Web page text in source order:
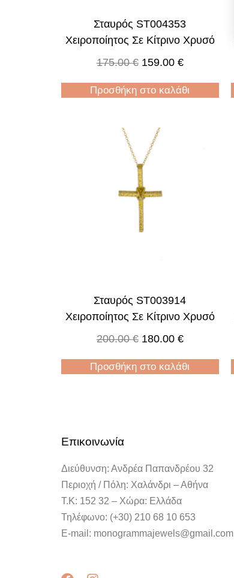
Σταυρός ST004353
Χειροποίητος Σε Κίτρινο Χρυσό
175.00€ 159.00 €
Προσθήκη στο καλάθι
Σταυρός ST003914
Χειροποίητος Σε Κίτρινο Χρυσό
200.00€ 180.00 €
Προσθήκη στο καλάθι
Επικοινωνία
Διεύθυνση: Ανδρέα Παπανδρέου 32
Περιοχή / Πόλη: Χαλάνδρι – Αθήνα
Τ.Κ: 152 32 – Χώρα: Ελλάδα
Τηλέφωνο: (+30) 210 68 10 653
E-mail: monogrammajewels@gmail.com